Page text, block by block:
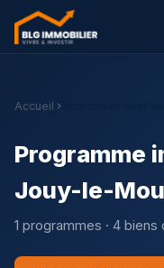
Accueil
Programme
Jouy-le-
1 programmes · 4